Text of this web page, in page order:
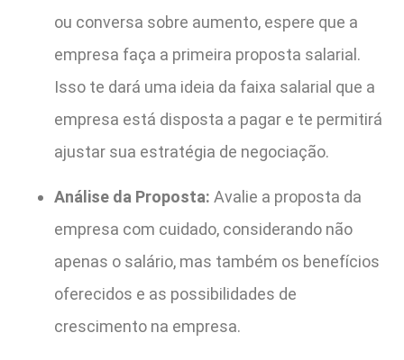
ou conversa sobre aumento, espere que a
empresa faça a primeira proposta salarial.
Isso te dará uma ideia da faixa salarial que a
empresa está disposta a pagar e te permitirá
ajustar sua estratégia de negociação.
Análise da Proposta: Avalie a proposta da
empresa com cuidado, considerando não
apenas o salário, mas também os benefícios
oferecidos e as possibilidades de
crescimento na empresa.